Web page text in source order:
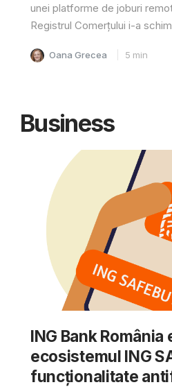
unei platforme de joburi
Registrul Comerțului i-a
Oana Grecea 5 min
Business
ING Bank România
ecosistemul ING
funcționalitate